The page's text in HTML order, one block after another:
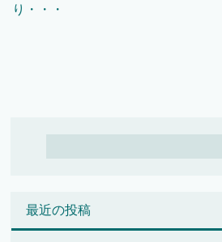
り・・・
最近の投稿